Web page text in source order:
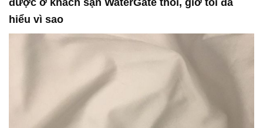
được ở khách sạn WaterGate thôi, giờ tôi đã
hiểu vì sao